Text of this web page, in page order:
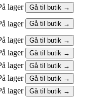
lager Gå til butik →
lager Gå til butik →
lager Gå til butik →
lager Gå til butik →
lager Gå til butik →
lager Gå til butik →
lager Gå til butik →